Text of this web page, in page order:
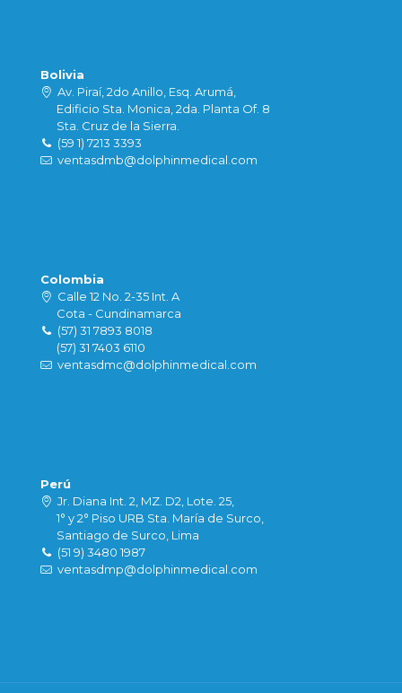
Bolivia
Av. Piraí, 2do Anillo, Esq. Arumá,
Edificio Sta. Monica, 2da. Planta Of. 8
Sta. Cruz de la Sierra.
(59 1) 7213 3393
ventasdmb@dolphinmedical.com
Colombia
Calle 12 No. 2-35 Int. A
Cota - Cundinamarca
(57) 31 7893 8018
(57) 31 7403 6110
ventasdmc@dolphinmedical.com
Perú
Jr. Diana Int. 2, MZ. D2, Lote. 25,
1° y 2° Piso URB Sta. María de Surco,
Santiago de Surco, Lima
(51 9) 3480 1987
ventasdmp@dolphinmedical.com